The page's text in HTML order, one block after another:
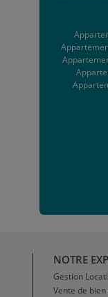
NOTRE
Gestion
Vente de